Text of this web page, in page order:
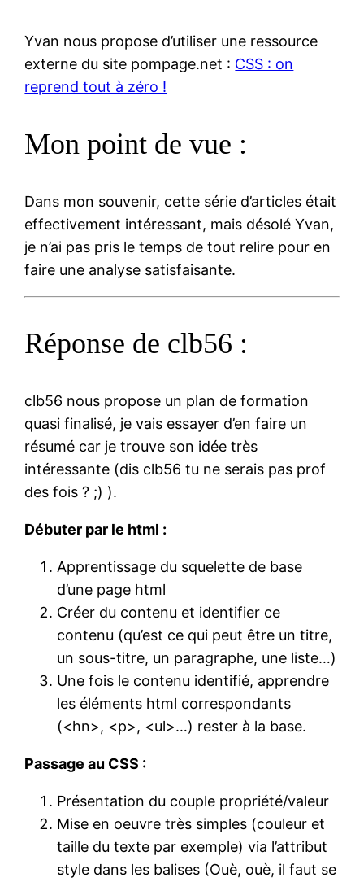
Yvan nous propose d’utiliser une ressource
externe du site pompage.net : CSS : on
reprend tout à zéro !
Mon point de vue :
Dans mon souvenir, cette série d’articles était
effectivement intéressant, mais désolé Yvan,
je n’ai pas pris le temps de tout relire pour en
faire une analyse satisfaisante.
Réponse de clb56 :
clb56 nous propose un plan de formation
quasi finalisé, je vais essayer d’en faire un
résumé car je trouve son idée très
intéressante (dis clb56 tu ne serais pas prof
des fois ? ;) ).
Débuter par le html :
Apprentissage du squelette de base
d’une page html
Créer du contenu et identifier ce
contenu (qu’est ce qui peut être un titre,
un sous-titre, un paragraphe, une liste…)
Une fois le contenu identifié, apprendre
les éléments html correspondants
(<hn>, <p>, <ul>…) rester à la base.
Passage au CSS :
Présentation du couple propriété/valeur
Mise en oeuvre très simples (couleur et
taille du texte par exemple) via l’attribut
style dans les balises (Ouè, ouè, il faut se